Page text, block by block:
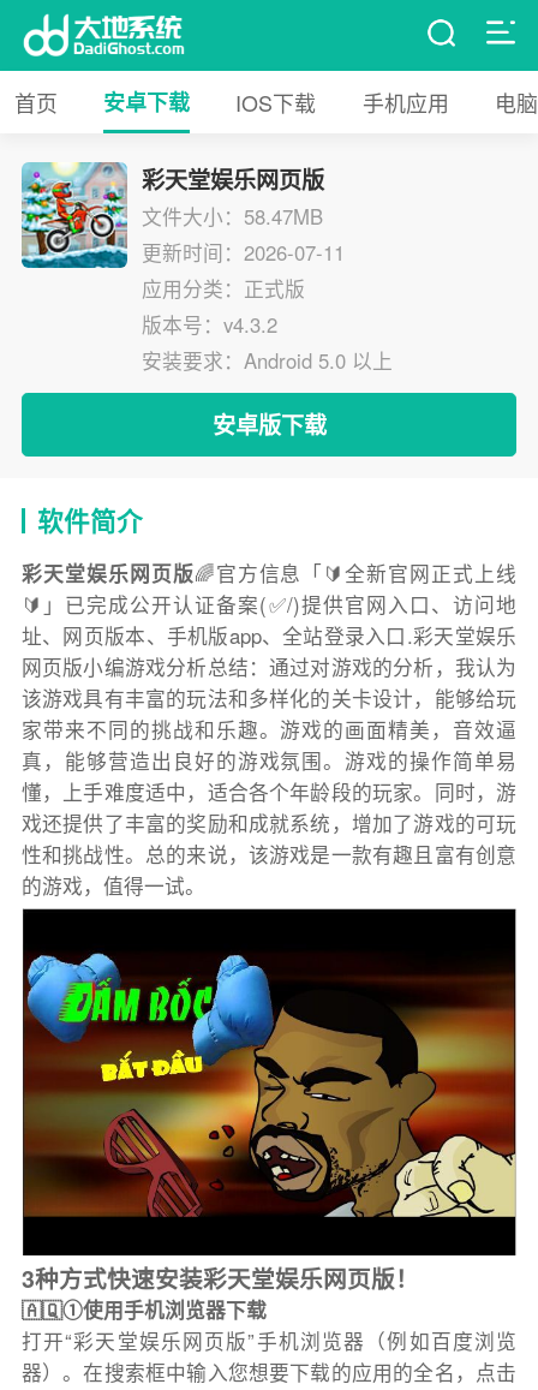
首页 安卓下载 IOS下载 手机应用 电
彩天堂娱乐网页版
文件大小：58.47MB
更新时间：2026-07-11
应用分类：正式版
版本号：v4.3.2
安装要求：Android 5.0 以上
安卓版下载
软件简介
彩天堂娱乐网页版🌈官方信息「🔰全新官网正式上线
🔰」已完成公开认证备案(✅/)提供官网入口、访问地
址、网页版本、手机版app、全站登录入口.彩天堂娱乐
网页版小编游戏分析总结：通过对游戏的分析，我认为
该游戏具有丰富的玩法和多样化的关卡设计，能够给玩
家带来不同的挑战和乐趣。游戏的画面精美，音效逼
真，能够营造出良好的游戏氛围。游戏的操作简单易
懂，上手难度适中，适合各个年龄段的玩家。同时，游
戏还提供了丰富的奖励和成就系统，增加了游戏的可玩
性和挑战性。总的来说，该游戏是一款有趣且富有创意
的游戏，值得一试。
3种方式快速安装彩天堂娱乐网页版！
🇦🇶①使用手机浏览器下载
打开“彩天堂娱乐网页版”手机浏览器（例如百度浏览
器）。在搜索框中输入您想要下载的应用的全名，点击